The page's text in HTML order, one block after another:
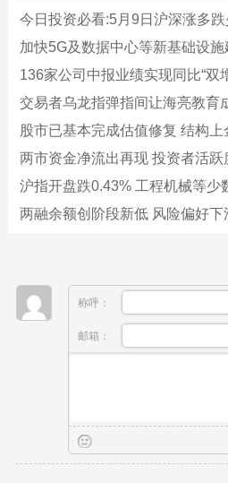
今日投资必看:5月9日沪深涨多
加快5G及数据中心等新基础设施
136家公司中报业绩实现同比“双
交易者乌龙指弹指间让海亮教育
股市已基本完成估值修复 结构上
两市资金净流出再现 投资者活跃
沪指开盘跌0.43% 工程机械等少
两融余额创阶段新低 风险偏好下
称呼：
邮箱：